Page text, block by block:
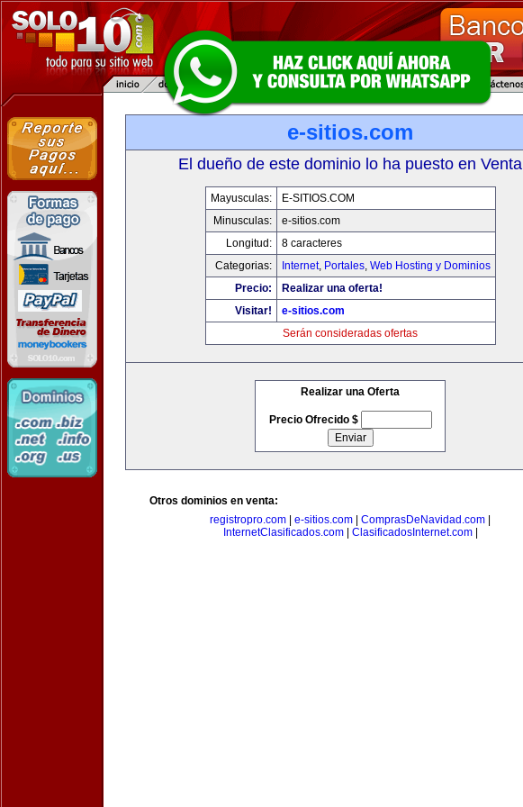
e-sitios.com
El dueño de este dominio lo ha puesto en Venta
Mayusculas:
E-SITIOS.COM
Minusculas:
e-sitios.com
Longitud:
8 caracteres
Categorias:
Internet, Portales, Web Hosting y Dominios
Precio:
Realizar una oferta!
Visitar!
e-sitios.com
Serán consideradas ofertas
Realizar una Oferta
Precio Ofrecido $
Otros dominios en venta:
registropro.com
e-sitios.com ComprasDeNavidad.com
InternetClasificados.com| ClasificadosInternet.com|